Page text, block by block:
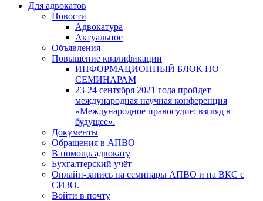
Для адвокатов
Новости
Адвокатура
Актуальное
Объявления
Повышение квалификации
ИНФОРМАЦИОННЫЙ БЛОК ПО
СЕМИНАРАМ
23-24 сентября 2021 года пройдет
международная научная конференция
«Международное правосудие: взгляд в
будущее».
Документы
Обращения в АПВО
В помощь адвокату
Бухгалтерский учёт
Онлайн-запись на семинары АПВО и на ВКС с
СИЗО.
Войти в почту